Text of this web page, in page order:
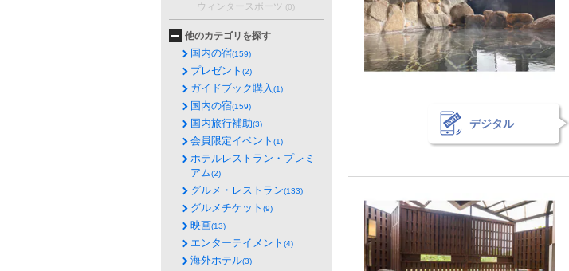
デジタル
ウィンタースポーツ (0)
他のカテゴリを探す
国内の宿(159)
プレゼント (2)
ガイドブック購入(1)
国内の宿(159)
国内旅行補助(3)
会員限定イベント (1)
ホテルレストラン・プレミ
アム(2)
グルメ・レストラン(133)
グルメチケット (9)
映画(13)
エンターテイメント (4)
海外ホテル(3)